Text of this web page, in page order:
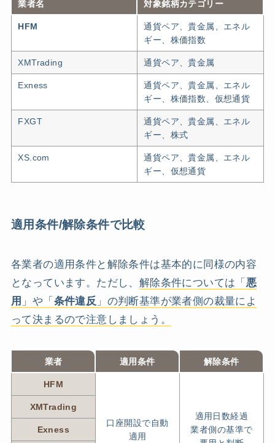
業者名 対象銘柄カテゴリー
HFM
通貨ペア、貴金属、エネル
ギー、株価指数
XMTrading 通貨ペア、貴金属
Exness
通貨ペア、貴金属、エネル
ギー、株価指数、仮想通貨
FXGT
通貨ペア、貴金属、エネル
ギー、株式
XS.com
通貨ペア、貴金属、エネル
ギー、仮想通貨
適用条件/解除条件で比較
各業者の適用条件と解除条件は基本的に同様の内容
となっています。ただし、 解除条件については「 悪
用 」や「 条件違反 」の判断基準が業者側の裁量によ
って決まるので注意しましょう。
業者 適用条件 解除条件
HFM
口座開設で自動
適用
適用日数経過
業者側の基準で
XMTrading
Exness